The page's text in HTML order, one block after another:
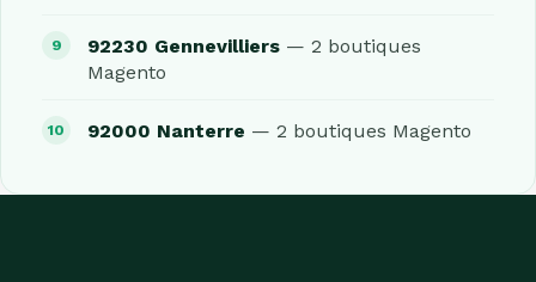
92230 Gennevilliers — 2 boutiques
Magento
92000 Nanterre — 2 boutiques Magento